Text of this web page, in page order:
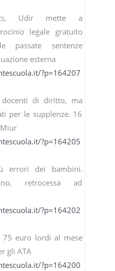
Udir mette a
legale gratuito
passate sentenze
esterna
?p=164207
di diritto, ma
per le supplenze. 16
?p=164205
errori dei bambini.
retrocessa ad
?p=164202
75 euro lordi al mese
gli ATA
?p=164200